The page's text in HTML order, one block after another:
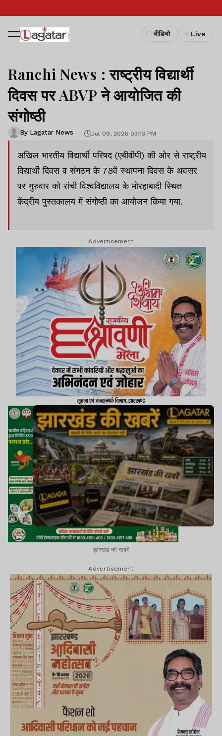
वीडियो Live
Ranchi News : राष्ट्रीय विद्यार्थी
दिवस पर ABVP ने आयोजित की
संगोष्ठी
By Lagatar News Jul 09, 2026 03:13 PM
अखिल भारतीय विद्यार्थी परिषद (एबीवीपी) की ओर से राष्ट्रीय
विद्यार्थी दिवस व संगठन के 78वें स्थापना दिवस के अवसर
पर गुरुवार को रांची विश्वविद्यालय के मोरहाबादी स्थित
केंद्रीय पुस्तकालय में संगोष्ठी का आयोजन किया गया.
Advertisement
झारखंड की खबरें
Advertisement